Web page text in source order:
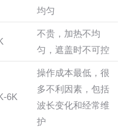
均匀
不贵，加热不均
匀，遮盖时不可控
6K
操作成本最低，很
多不利因素，包括
波长变化和经常维
护